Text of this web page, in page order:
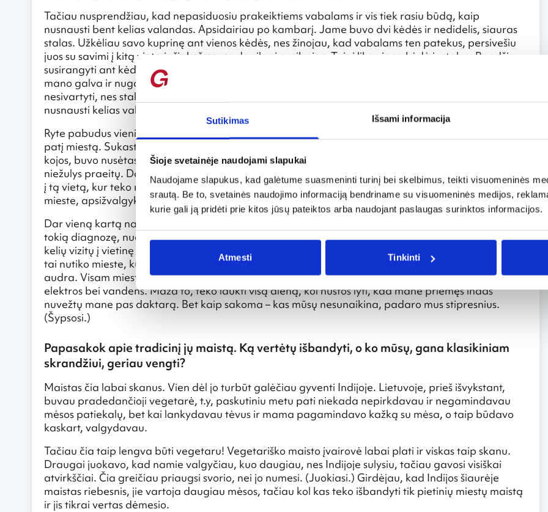
Sutikimas Išsami informacija
Šioje svetainėje naudojami slapukai
Naudojame slapukus, kad galėtume suasmeninti turinį bei skelbimus, teikti visuomeninės
srautą. Be to, svetainės naudojimo informaciją bendriname su visuomeninės medijos,
kurie gali ją pridėti prie kitos jūsų pateiktos arba naudojant paslaugas surinktos informacijos.
Atmesti Tinkinti
Tačiau nusprendžiau, kad nepasiduosiu prakeiktiems vabalams ir vis tiek rasiu būdą, kaip
nusnausti bent kelias valandas. Apsidairiau po kambarį. Jame buvo dvi kėdės ir nedidelis, siauras
stalas. Užkėliau savo kuprinę ant vienos kėdės, nes žinojau, kad vabalams ten patekus, persivešiu
juos su savimi į kitą vietą ir šis košmaras dar ilgai nesibaigs. Taigi liko viena kėdė ir stalas. Bandžiau
susirangyti ant kėdės, bet buvo labai nepatogu. Galiausiai susikonstravau lovą iš stalo, kur tilpo tik
mano galva ir nugara, bei kėdės, kur galėjau padėti sulenktas kojas. Taip gulint ir stengiantis
nesivartyti, nes stalas buvo mažas, siauras ir tikrai ne pats patogiausias miegojimui, pavyko
nusnausti kelias valandas.
Ryte pabudus vienintelis noras buvo kuo greičiau palikti tą prakeiktą viešbutį, jo darbuotoją bei
patį miestą. Sukastos vietos po dienos pradėjo niežtėti dar labiau ir visas kūnas, o ypač rankos ir
kojos, buvo nusėtas raudonais siaubingai niežtinčiais spuogais. Prireikė savaitės ir vaistų, kad
niežulys praeitų. Dar kelis kartus po šio įvykio teko pravažiuoti pro tą miestą. Kaskart pažiūrėdavau
į tą vietą, kur teko nakvoti ir šiurpas nupurtydavo. Todėl labai siūlau – nelikit nakvoti Chanaptna
mieste, apsižvalgykit ir judėkit toliau!
Dar vieną kartą naktiniame autobuse mane sukando kažkokie vabalai, bent jau daktaras nustatė
tokią diagnozę, nuo kurių po pusės dienos kojas išbėrė vandeningomis pūslėmis ir jos plito. Prireikė
kelių vizitų į vietinę ligoninę, injekcijos, antibiotikų ir tepalų, kad po savaitės vėl būčiau sveika. Ir visa
tai nutiko mieste, kurį jau pirmą naktį po mano atvykimo užklupo didžiausia to miesto istorijoje
audra. Visam mieste buvo išvartyti medžiai, nuplėšti kai kurių namų stogai, tris dienas nebuvo
elektros bei vandens. Maža to, teko laukti visą dieną, kol nustos lyti, kad mane priėmęs indas
nuvežtų mane pas daktarą. Bet kaip sakoma – kas mūsų nesunaikina, padaro mus stipresnius.
(Šypsosi.)
Papasakok apie tradicinį jų maistą. Ką vertėtų išbandyti, o ko mūsų, gana klasikiniam
skrandžiui, geriau vengti?
Maistas čia labai skanus. Vien dėl jo turbūt galėčiau gyventi Indijoje. Lietuvoje, prieš išvykstant,
buvau pradedančioji vegetarė, t.y, paskutiniu metu pati niekada nepirkdavau ir negamindavau
mėsos patiekalų, bet kai lankydavau tėvus ir mama pagamindavo kažką su mėsa, o taip būdavo
kaskart, valgydavau.
Tačiau čia taip lengva būti vegetaru! Vegetariško maisto įvairovė labai plati ir viskas taip skanu.
Draugai juokavo, kad namie valgyčiau, kuo daugiau, nes Indijoje sulysiu, tačiau gavosi visiškai
atvirkščiai. Čia greičiau priaugsi svorio, nei jo numesi. (Juokiasi.) Girdėjau, kad Indijos šiaurėje
maistas riebesnis, jie vartoja daugiau mėsos, tačiau kol kas teko išbandyti tik pietinių miestų maistą
ir jis tikrai vertas dėmesio.